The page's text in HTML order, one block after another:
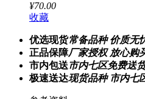
¥70.00
收藏
优选现货常备品种 价质无
正品保障厂家授权 放心购
市内包送市内七区免费送
极速送达现货品种 市内七